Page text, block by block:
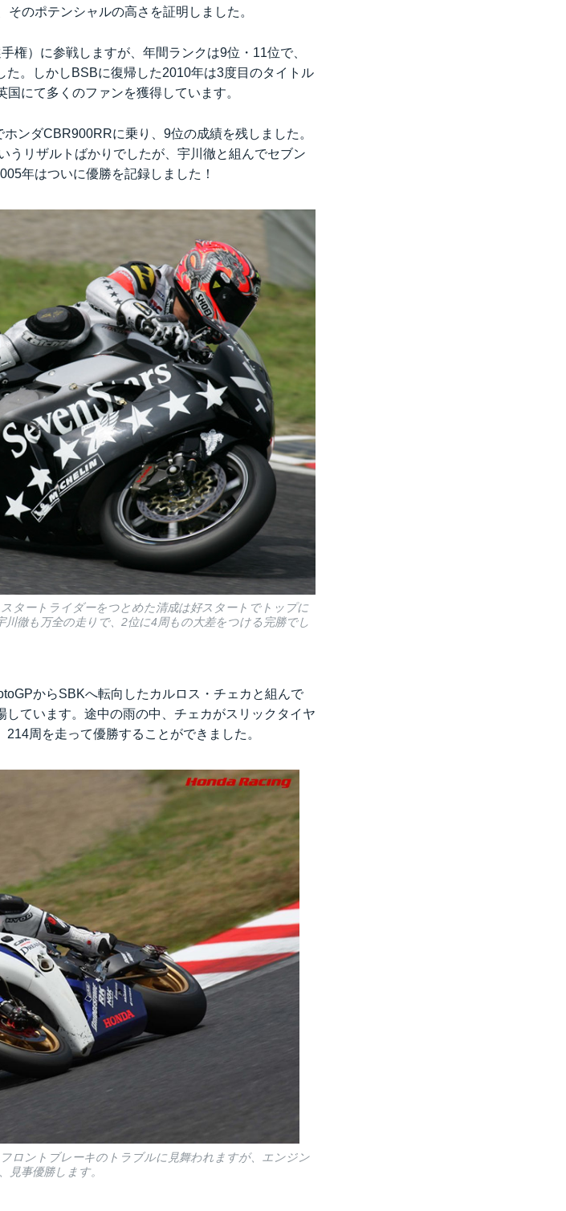
のポテンシャルの高さを証明しました。
権）に参戦しますが、年間ランクは9位・11位で、
。しかしBSBに復帰した2010年は3度目のタイトル
にて多くのファンを獲得しています。
ンダCBR900RRに乗り、9位の成績を残しました。
うリザルトばかりでしたが、宇川徹と組んでセブン
年はついに優勝を記録しました！
タートライダーをつとめた清成は好スタートでトップに
徹も万全の走りで、2位に4周もの大差をつける完勝でし
からSBKへ転向したカルロス・チェカと組んで
しています。途中の雨の中、チェカがスリックタイヤ
周を走って優勝することができました。
ロントブレーキのトラブルに見舞われますが、エンジン
事優勝します。